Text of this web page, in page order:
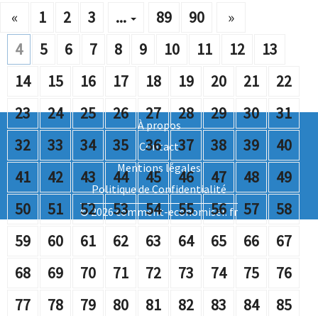
« 1 2 3
...
4
5 6 7 8 9 10 11 12
13
14
15 16 17 18 19 20 21
22
23
24 25 26 27 28 29 30
31
32
33 34 35 36 37 38 39
40
41
42 43 44 45 46 47 48
49
50
51 52 53 54 55 56 57
58
59
60 61 62 63 64 65 66
67
68
69 70 71 72 73 74 75
76
77
78 79 80 81 82 83 84 85
89 90 »
À propos
Contact
Mentions légales
Politique de Confidentialité
© 2026 comment-economiser. fr